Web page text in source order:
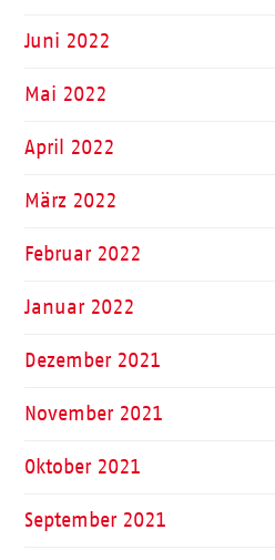
Juni 2022
Mai 2022
April 2022
März 2022
Februar 2022
Januar 2022
Dezember 2021
November 2021
Oktober 2021
September 2021